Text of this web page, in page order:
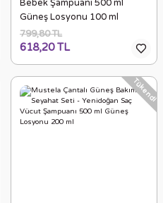
Bebek Şampuanı 500 ml
Güneş Losyonu 100 ml
799,80 TL
618,20 TL
Tükendi